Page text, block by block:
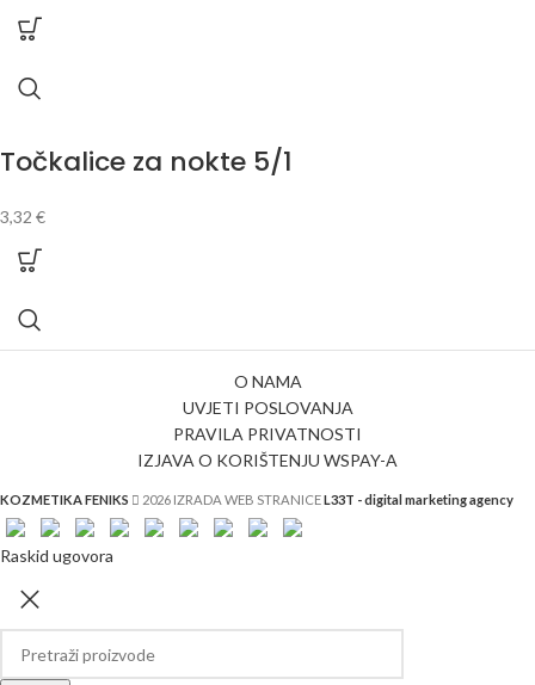
Točkalice za nokte 5/1
3,32 €
O NAMA
UVJETI POSLOVANJA
PRAVILA PRIVATNOSTI
IZJAVA O KORIŠTENJU WSPAY-A
KOZMETIKA FENIKS 2026 IZRADA WEB STRANICEL33T - digital marketing agency
Raskid ugovora